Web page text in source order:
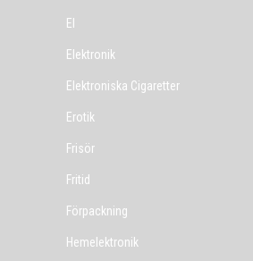
El
Elektronik
Elektroniska Cigaretter
Erotik
Frisör
Fritid
Förpackning
Hemelektronik